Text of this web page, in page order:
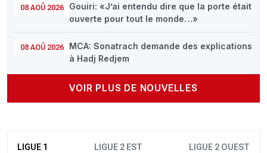
08 AOÛ 2026
Gouiri: «J’ai entendu dire que la porte était
ouverte pour tout le monde…»
08 AOÛ 2026
MCA: Sonatrach demande des explications
à Hadj Redjem
VOIR PLUS DE NOUVELLES
LIGUE 1 LIGUE 2 EST LIGUE 2 OUEST